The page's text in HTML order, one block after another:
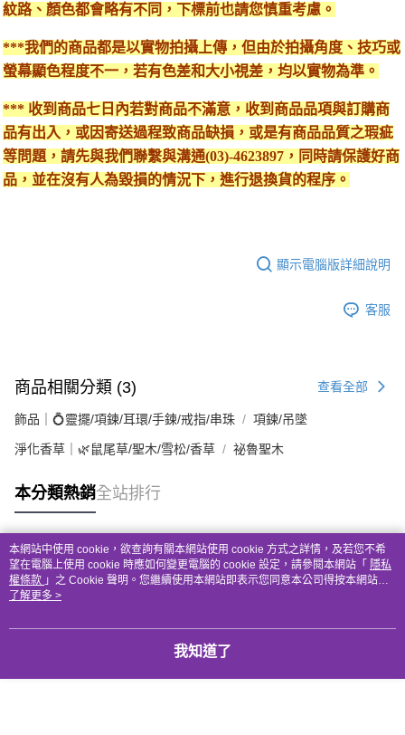
紋路、顏色都會略有不同，下標前也請您慎重考慮。
***我們的商品都是以實物拍攝上傳，但由於拍攝角度、技巧或
螢幕顯色程度不一，若有色差和大小視差，均以實物為準。
*** 收到商品七日內若對商品不滿意，收到商品品項與訂購商
品有出入，或因寄送過程致商品缺損，或是有商品品質之瑕疵
等問題，請先與我們聯繫與溝通(03)-4623897，同時請保護好商
品，並在沒有人為毀損的情況下，進行退換貨的程序。
顯示電腦版詳細說明
客服
商品相關分類 (3) 查看全部
飾品｜💍靈擺/項鍊/耳環/手鍊/戒指/串珠 項鍊/吊墜
淨化香草｜🌿鼠尾草/聖木/雪松/香草 祕魯聖木
本分類熱銷全站排行
熱門標籤
本網站中使用 cookie，欲查詢有關本網站使用 cookie 方式之詳情，及若您不希
望在電腦上使用 cookie 時應如何變更電腦的 cookie 設定，請參閱本網站「 隱私
權條款 」之 Cookie 聲明。您繼續使用本網站即表示您同意本公司得按本網站使
用條款之 Cookie 聲明使用 cookie。
了解更多 >
我知道了